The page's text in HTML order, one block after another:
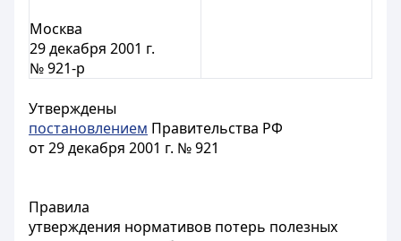
Москва
29 декабря 2001 г.
№ 921-р
Утверждены
постановлением Правительства РФ
от 29 декабря 2001 г. № 921
Правила
утверждения нормативов потерь полезных